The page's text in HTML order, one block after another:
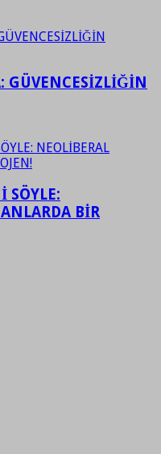
GÜVENCESİZLİĞİN
SÖYLE:
BİR